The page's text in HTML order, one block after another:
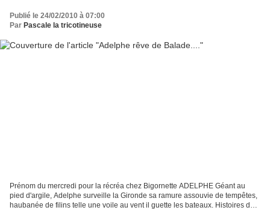
Publié le 24/02/2010 à 07:00
Par Pascale la tricotineuse
Prénom du mercredi pour la récréa chez Bigornette ADELPHE Géant au
pied d'argile, Adelphe surveille la Gironde sa ramure assouvie de tempêtes,
haubanée de filins telle une voile au vent il guette les bateaux. Histoires de